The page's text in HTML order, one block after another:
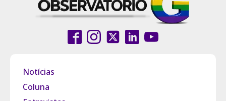
Notícias
Coluna